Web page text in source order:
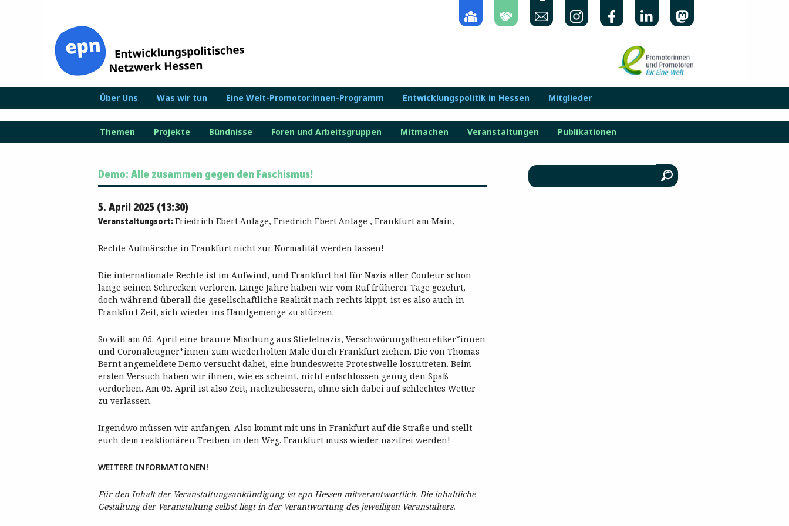
Über Uns Was wir tun Eine Welt-Promotor:innen-Programm Entwicklungspolitik in Hessen Mitglieder
Themen Projekte Bündnisse Foren und Arbeitsgruppen Mitmachen Veranstaltungen Publikationen
Demo: Alle zusammen gegen den Faschismus!
5. April 2025 (13:30)
Veranstaltungsort:Friedrich Ebert Anlage, Friedrich Ebert Anlage , Frankfurt am Main,
Rechte Aufmärsche in Frankfurt nicht zur Normalität werden lassen!
Die internationale Rechte ist im Aufwind, und Frankfurt hat für Nazis aller Couleur schon
lange seinen Schrecken verloren. Lange Jahre haben wir vom Ruf früherer Tage gezehrt,
doch während überall die gesellschaftliche Realität nach rechts kippt, ist es also auch in
Frankfurt Zeit, sich wieder ins Handgemenge zu stürzen.
So will am 05. April eine braune Mischung aus Stiefelnazis, Verschwörungstheoretiker*innen
und Coronaleugner*innen zum wiederholten Male durch Frankfurt ziehen. Die von Thomas
Bernt angemeldete Demo versucht dabei, eine bundesweite Protestwelle loszutreten. Beim
ersten Versuch haben wir ihnen, wie es scheint, nicht entschlossen genug den Spaß
verdorben. Am 05. April ist also Zeit, nachzubessern, ohne sich dabei auf schlechtes Wetter
zu verlassen.
Irgendwo müssen wir anfangen. Also kommt mit uns in Frankfurt auf die Straße und stellt
euch dem reaktionären Treiben in den Weg. Frankfurt muss wieder nazifrei werden!
WEITERE INFORMATIONEN!
Für den Inhalt der Veranstaltungsankündigung ist epn Hessen mitverantwortlich. Die inhaltliche
Gestaltung der Veranstaltung selbst liegt in der Verantwortung des jeweiligen Veranstalters.